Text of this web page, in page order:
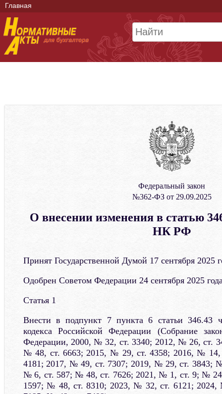
Главная
Федеральный закон
№362-ФЗ от 29.09.2025
О внесении изменения в статью
НК РФ
Принят Государственной Думой 17 сентября 2025
Одобрен Советом Федерации 24 сентября 2025
Статья 1
Внести в подпункт 7 пункта 6 статьи 346.43
кодекса Российской Федерации (Собрание
Федерации, 2000, № 32, ст. 3340; 2012, № 26, ст.
№ 48, ст. 6663; 2015, № 29, ст. 4358; 2016, №
4181; 2017, № 49, ст. 7307; 2019, № 29, ст. 3843;
№ 6, ст. 587; № 48, ст. 7626; 2021, № 1, ст. 9; №
1597; № 48, ст. 8310; 2023, № 32, ст. 6121;